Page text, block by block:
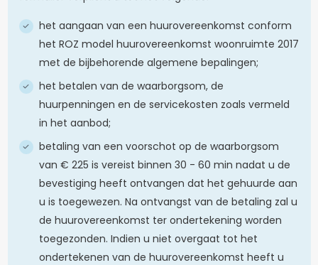
het aangaan van een huurovereenkomst conform
het ROZ model huurovereenkomst woonruimte 2017
met de bijbehorende algemene bepalingen;
het betalen van de waarborgsom, de
huurpenningen en de servicekosten zoals vermeld
in het aanbod;
betaling van een voorschot op de waarborgsom
van € 225 is vereist binnen 30 - 60 min nadat u de
bevestiging heeft ontvangen dat het gehuurde aan
u is toegewezen. Na ontvangst van de betaling zal u
de huurovereenkomst ter ondertekening worden
toegezonden. Indien u niet overgaat tot het
ondertekenen van de huurovereenkomst heeft u